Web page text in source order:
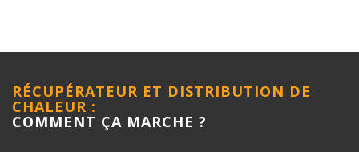
RÉCUPÉRATEUR ET DISTRIBUTION DE
CHALEUR :
COMMENT ÇA MARCHE ?